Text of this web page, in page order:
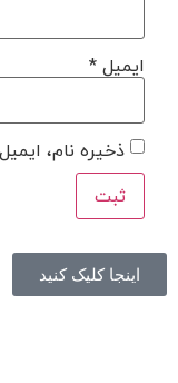
ایمیل*
ذخیره نام،
اینجا کلیک کنید